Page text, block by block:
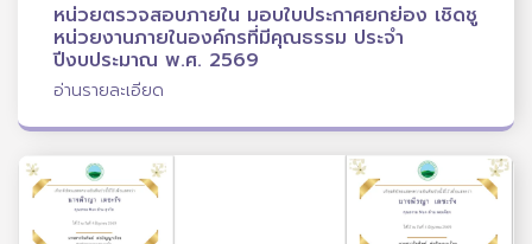
หน่วยตรวจสอบภายใน มอบใบประกาศยกย่อง เชิดชู
หน่วยงานภายในองค์กรที่มีคุณธรรม ประจำ
ปีงบประมาณ พ.ศ. 2569
อ่านรายละเอียด